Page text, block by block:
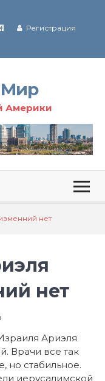
Регистрация
Мир
Америки
нет
нет
Ариэля
Врачи все так
но стабильное.
иерусалимской